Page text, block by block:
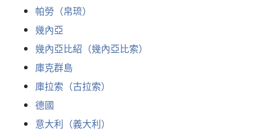
帕勞（帛琉）
幾內亞
幾內亞比紹（幾內亞比索）
庫克群島
庫拉索（古拉索）
德國
意大利（義大利）